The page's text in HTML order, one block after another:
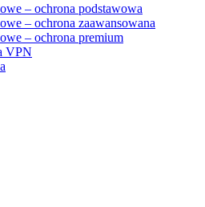
– ochrona podstawowa
– ochrona zaawansowana
– ochrona premium
VPN